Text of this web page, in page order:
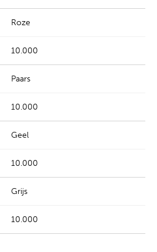
Roze
10.000
Paars
10.000
Geel
10.000
Grijs
10.000